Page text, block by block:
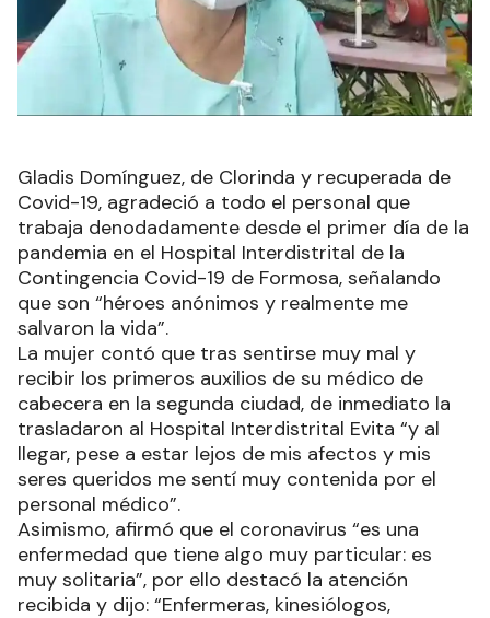
Gladis Domínguez, de Clorinda y recuperada de
Covid-19, agradeció a todo el personal que
trabaja denodadamente desde el primer día de la
pandemia en el Hospital Interdistrital de la
Contingencia Covid-19 de Formosa, señalando
que son “héroes anónimos y realmente me
salvaron la vida”.
La mujer contó que tras sentirse muy mal y
recibir los primeros auxilios de su médico de
cabecera en la segunda ciudad, de inmediato la
trasladaron al Hospital Interdistrital Evita “y al
llegar, pese a estar lejos de mis afectos y mis
seres queridos me sentí muy contenida por el
personal médico”.
Asimismo, afirmó que el coronavirus “es una
enfermedad que tiene algo muy particular: es
muy solitaria”, por ello destacó la atención
recibida y dijo: “Enfermeras, kinesiólogos,